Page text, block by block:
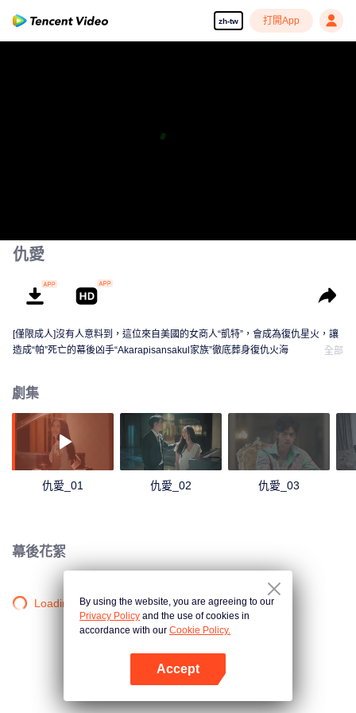
zh-tw 打開App
仇愛
[僅限成人]沒有人意料到，這位來自美國的女商人“凱特”，會成為復仇星火，讓
造成“帕”死亡的幕後凶手“Akarapisansakul家族”徹底葬身復仇火海
全部
劇集
仇愛_01 仇愛_02 仇愛_03
幕後花絮
Loading…By using the website, you are agreeing to our
Privacy Policy and the use of cookies in
accordance with our Cookie Policy.
Accept